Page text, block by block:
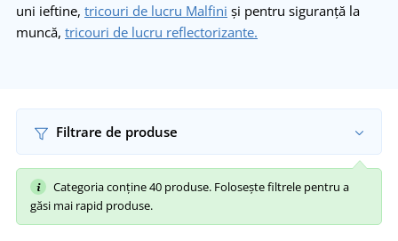
uni ieftine, tricouri de lucru Malfini și pentru siguranță la
muncă, tricouri de lucru reflectorizante.
Filtrare de produse
Categoria conține 40 produse. Folosește filtrele pentru a
găsi mai rapid produse.